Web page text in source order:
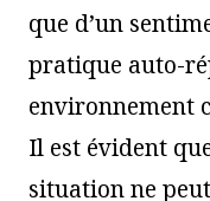
que d’un
pratique auto-
environnement
Il est évident
situation ne